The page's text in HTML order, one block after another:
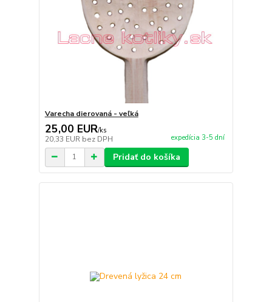
Varecha dierovaná - veľká
25,00 EUR/ks
20,33 EUR bez DPH expedícia 3-5 dní
Pridať do košíka